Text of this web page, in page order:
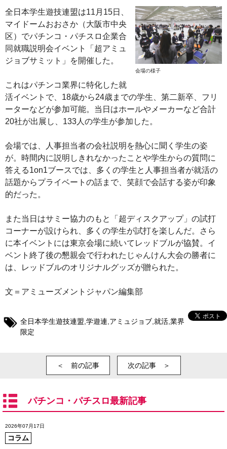
会場の様子
全日本学生遊技連盟は11月15日、
マイドームおおさか（大阪市中央
区）でパチンコ・パチスロ企業合
同就職説明会イベント「超アミュ
ジョブサミット」を開催した。
これはパチンコ業界に特化した就
活イベントで、18歳から24歳までの学生、第二新卒、フリ
ーターなどが参加可能。当日はホールやメーカーなど合計
20社が出展し、133人の学生が参加した。
会場では、人事担当者の会社説明を熱心に聞く学生の姿
が。時間内に説明しきれなかったことや学生からの質問に
答える1on1ブースでは、多くの学生と人事担当者が就活の
話題からプライベートの話まで、笑顔で会話する姿が印象
的だった。
また当日はサミー協力のもと「超ディスクアップ」の試打
コーナーが設けられ、多くの学生が試打を楽しんだ。さら
に本イベントには東京会場に続いてレッドブルが協賛。イ
ベント終了後の懇親会で行われたじゃんけん大会の勝者に
は、レッドブルのオリジナルグッズが贈られた。
文＝アミューズメントジャパン編集部
全日本学生遊技連盟 学遊連 アミュジョブ 就活 業界
限定
＜ 前の記事 次の記事 ＞
パチンコ・パチスロ最新記事
2026年07月17日
コラム